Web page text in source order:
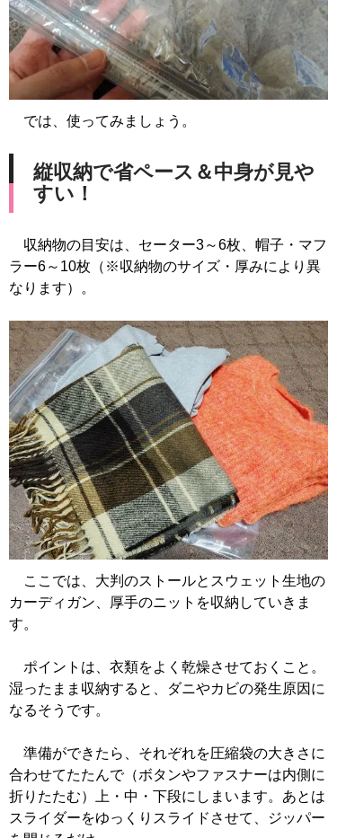
では、使ってみましょう。
縦収納で省ペース＆中身が見や
すい！
収納物の目安は、セーター3～6枚、帽子・マフ
ラー6～10枚（※収納物のサイズ・厚みにより異
なります）。
ここでは、大判のストールとスウェット生地の
カーディガン、厚手のニットを収納していきま
す。
ポイントは、衣類をよく乾燥させておくこと。
湿ったまま収納すると、ダニやカビの発生原因に
なるそうです。
準備ができたら、それぞれを圧縮袋の大きさに
合わせてたたんで（ボタンやファスナーは内側に
折りたたむ）上・中・下段にしまいます。あとは
スライダーをゆっくりスライドさせて、ジッパー